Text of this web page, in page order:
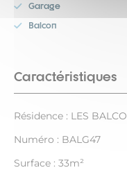
Garage
Balcon
Caractéristiques
Résidence : LES
Numéro : BALG47
Surface : 33m²